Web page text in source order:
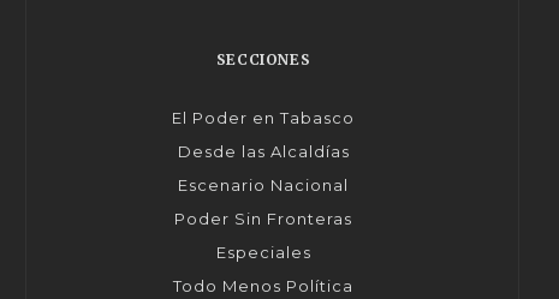
SECCIONES
El Poder en Tabasco
Desde las Alcaldías
Escenario Nacional
Poder Sin Fronteras
Especiales
Todo Menos Política